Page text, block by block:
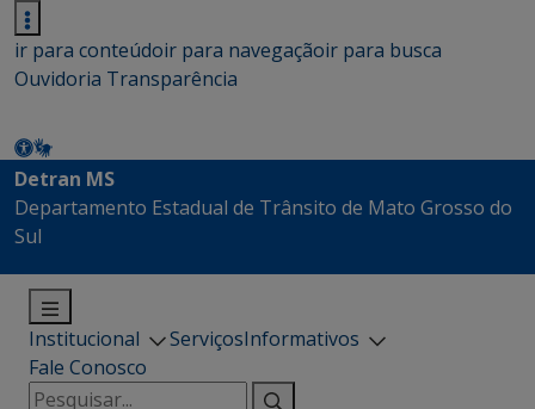
ir para conteúdoir para navegaçãoir para busca
Ouvidoria Transparência
Detran MS
Departamento Estadual de Trânsito de Mato Grosso do
Sul
Institucional ServiçosInformativos
Fale Conosco
Pesquisar